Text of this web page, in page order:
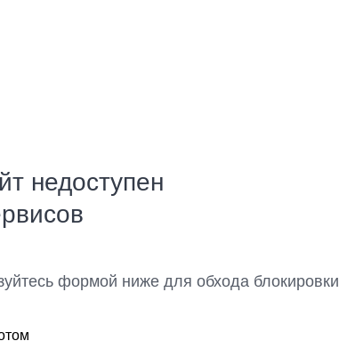
недоступен
формой ниже для обхода блокировки